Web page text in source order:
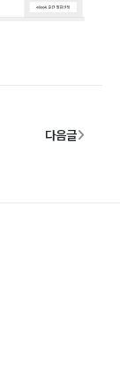
다음글